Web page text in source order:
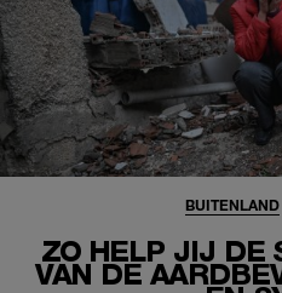
ZO HELP JIJ DE
VAN DE
BUITENLAND